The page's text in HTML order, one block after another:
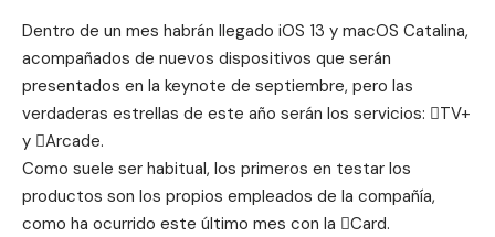
Dentro de un mes habrán llegado iOS 13 y macOS Catalina,
acompañados de nuevos dispositivos que serán
presentados en la keynote de septiembre, pero las
verdaderas estrellas de este año serán los servicios: TV+
y Arcade.
Como suele ser habitual, los primeros en testar los
productos son los propios empleados de la compañía,
como ha ocurrido este último mes con la Card.